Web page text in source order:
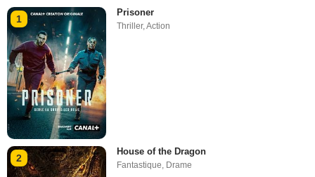
1
Prisoner
Thriller,Action
2
House of the Dragon
Fantastique, Drame